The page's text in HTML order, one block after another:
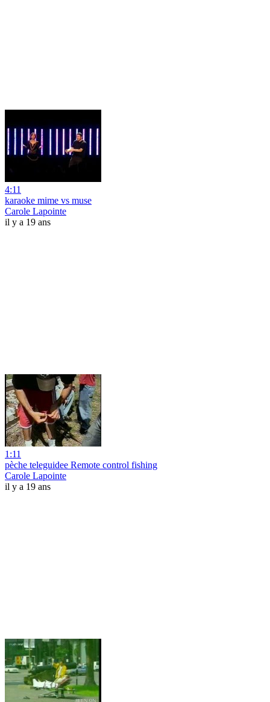
4:11
karaoke mime vs muse
Carole Lapointe
il y a 19 ans
1:11
pèche teleguidee Remote control fishing
Carole Lapointe
il y a 19 ans